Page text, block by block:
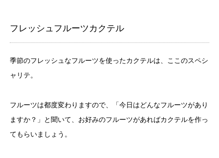
フレッシュフルーツカクテル
季節のフレッシュなフルーツを使ったカクテルは、ここのスペシ
ャリテ。
フルーツは都度変わりますので、「今日はどんなフルーツがあり
ますか？」と聞いて、お好みのフルーツがあればカクテルを作っ
てもらいましょう。